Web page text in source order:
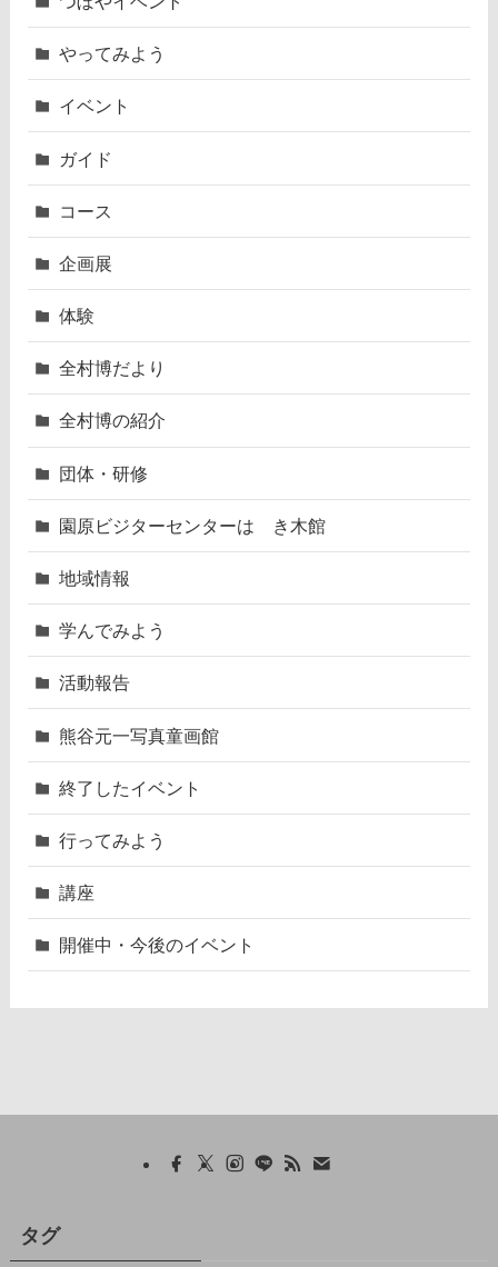
やってみよう
イベント
ガイド
コース
企画展
体験
全村博だより
全村博の紹介
団体・研修
園原ビジターセンターはゝき木館
地域情報
学んでみよう
活動報告
熊谷元一写真童画館
終了したイベント
行ってみよう
講座
開催中・今後のイベント
タグ